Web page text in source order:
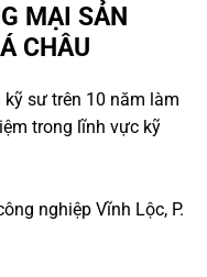
MẠI SẢN
CHÂU
sư trên 10 năm làm
trong lĩnh vực kỹ
nghiệp Vĩnh Lộc, P.